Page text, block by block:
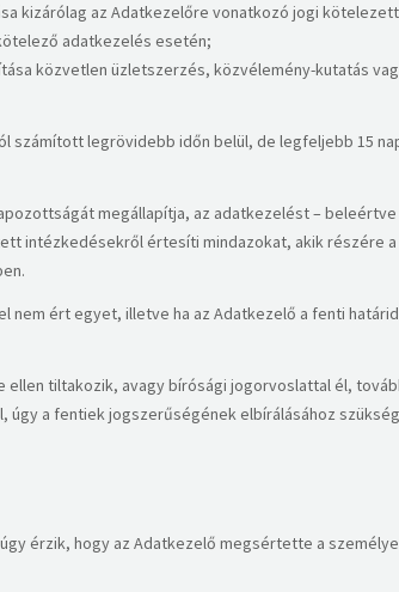
kizárólag az Adatkezelőre vonatkozó jogi
adatkezelés esetén;
közvetlen üzletszerzés, közvélemény-kutatás
számított legrövidebb időn belül, de legfeljebb 15
megállapítja, az adatkezelést –
intézkedésekről értesíti mindazokat, akik
nem ért egyet, illetve ha az Adatkezelő a fenti
tiltakozik, avagy bírósági jogorvoslattal él,
úgy a fentiek jogszerűségének elbírálásához
érzik, hogy az Adatkezelő megsértette a